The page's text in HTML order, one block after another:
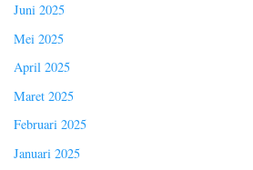
Juni 2025
Mei 2025
April 2025
Maret 2025
Februari 2025
Januari 2025